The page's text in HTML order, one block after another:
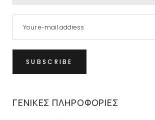
ΓΕΝΙΚΈΣ ΠΛΗΡΟΦΟΡΊΕΣ